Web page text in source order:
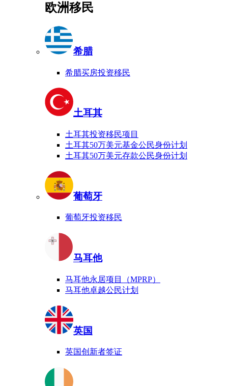
欧洲移民
希腊
希腊买房投资移民
土耳其
土耳其投资移民项目
土耳其50万美元基金公民身份计划
土耳其50万美元存款公民身份计划
葡萄牙
葡萄牙投资移民
马耳他
马耳他永居项目（MPRP）
马耳他卓越公民计划
英国
英国创新者签证